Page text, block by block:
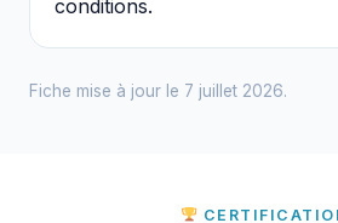
conditions.
Fiche mise à jour le 7 juillet 2026.